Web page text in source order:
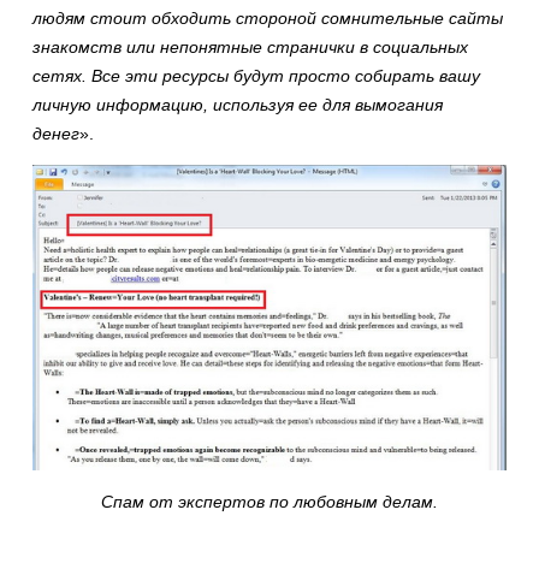
людям стоит обходить стороной сомнительные сайты
знакомств или непонятные странички в социальных
сетях. Все эти ресурсы будут просто собирать вашу
личную информацию, используя ее для вымогания
денег».
Спам от экспертов по любовным делам.